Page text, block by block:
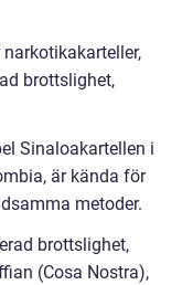
brottslighet,
Sinaloakartellen i
är kända för
metoder.
brottslighet,
(Cosa Nostra),